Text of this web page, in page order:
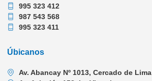
995 323 412
987 543 568
995 323 411
Úbicanos
Av. Abancay Nº 1013, Cercado de Lima